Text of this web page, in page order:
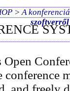
>A
szoftverről
Open